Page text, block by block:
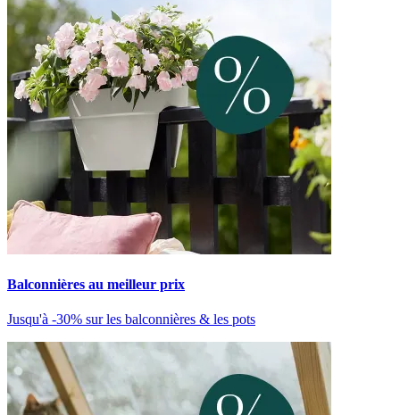
Balconnières au meilleur prix
Jusqu'à -30% sur les balconnières & les pots